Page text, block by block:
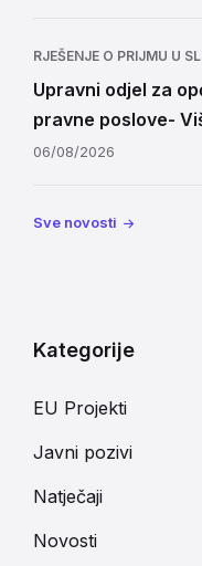
RJEŠENJE O PRIJMU U
Upravni odjel za
pravne poslove-
06/08/2026
Sve novosti
Kategorije
EU Projekti
Javni pozivi
Natječaji
Novosti